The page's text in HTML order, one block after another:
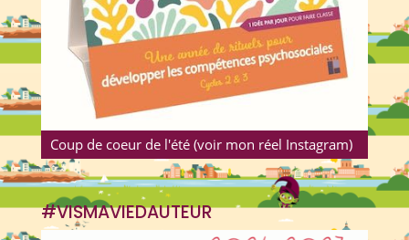
Coup de coeur de l'été (voir mon réel Instagram)
#VISMAVIEDAUTEUR